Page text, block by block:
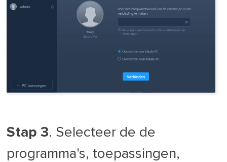
Stap 3. Selecteer de de
programma's, toepassingen,